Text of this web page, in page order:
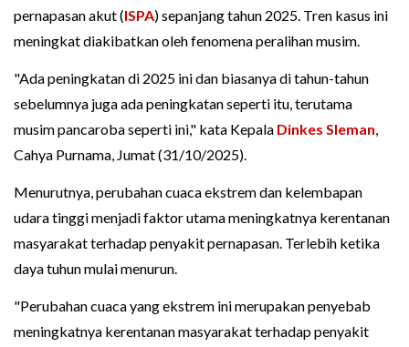
pernapasan akut (ISPA) sepanjang tahun 2025. Tren kasus ini
meningkat diakibatkan oleh fenomena peralihan musim.
"Ada peningkatan di 2025 ini dan biasanya di tahun-tahun
sebelumnya juga ada peningkatan seperti itu, terutama
musim pancaroba seperti ini," kata Kepala Dinkes Sleman,
Cahya Purnama, Jumat (31/10/2025).
Menurutnya, perubahan cuaca ekstrem dan kelembapan
udara tinggi menjadi faktor utama meningkatnya kerentanan
masyarakat terhadap penyakit pernapasan. Terlebih ketika
daya tuhun mulai menurun.
"Perubahan cuaca yang ekstrem ini merupakan penyebab
meningkatnya kerentanan masyarakat terhadap penyakit